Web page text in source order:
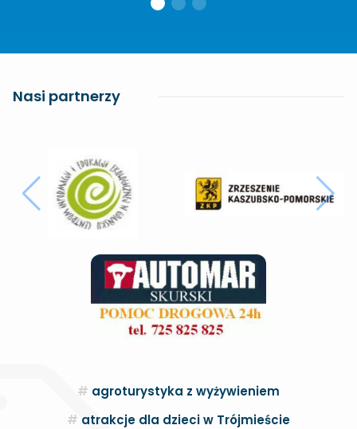
Nasi partnerzy
agroturystyka z wyżywieniem
atrakcje dla dzieci w Trójmieście